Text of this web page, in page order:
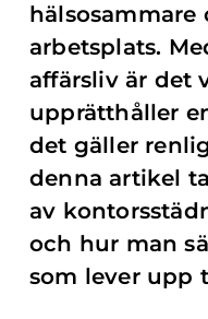
arbetsplats.
affärsliv är det
upprätthåller
det gäller
denna artikel
av
och hur man
som lever upp